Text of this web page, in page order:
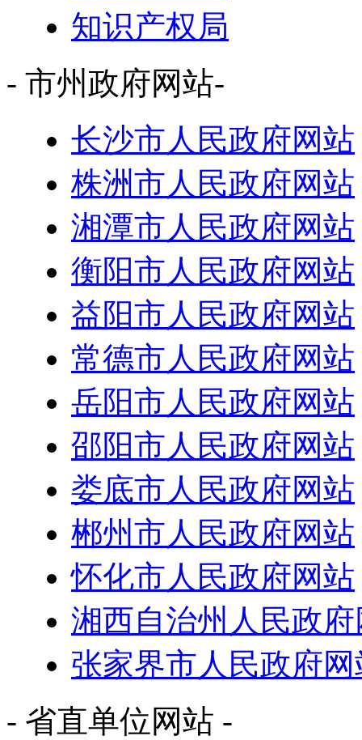
知识产权局
- 市州政府网站-
长沙市人民政府网站
株洲市人民政府网站
湘潭市人民政府网站
衡阳市人民政府网站
益阳市人民政府网站
常德市人民政府网站
岳阳市人民政府网站
邵阳市人民政府网站
娄底市人民政府网站
郴州市人民政府网站
怀化市人民政府网站
湘西自治州人民政
张家界市人民政府网
- 省直单位网站 -